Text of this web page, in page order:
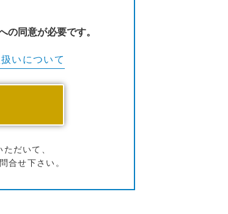
の同意が必要です。
いについて
だいて、
合せ下さい。